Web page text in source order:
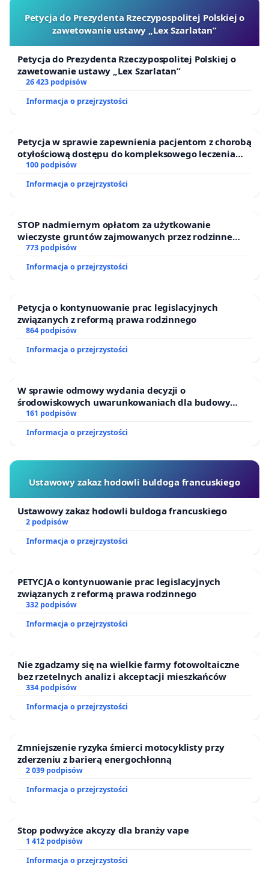
Petycja do Prezydenta Rzeczypospolitej Polskiej o
zawetowanie ustawy „Lex Szarlatan”
Petycja do Prezydenta Rzeczypospolitej Polskiej o
zawetowanie ustawy „Lex Szarlatan”
26 423 podpisów
Informacja o przejrzystości
Petycja w sprawie zapewnienia pacjentom z chorobą
otyłościową dostępu do kompleksowego leczenia
oraz programów profilaktycznych.
100 podpisów
Informacja o przejrzystości
STOP nadmiernym opłatom za użytkowanie
wieczyste gruntów zajmowanych przez rodzinne
ogrody działkowe.
773 podpisów
Informacja o przejrzystości
Petycja o kontynuowanie prac legislacyjnych
związanych z reformą prawa rodzinnego
864 podpisów
Informacja o przejrzystości
W sprawie odmowy wydania decyzji o
środowiskowych uwarunkowaniach dla budowy
zakładu wytwarzania biometanu „Krynki” w
Puszczy Knyszyńskiej
161 podpisów
Informacja o przejrzystości
Ustawowy zakaz hodowli buldoga francuskiego
Ustawowy zakaz hodowli buldoga francuskiego
2 podpisów
Informacja o przejrzystości
PETYCJA o kontynuowanie prac legislacyjnych
związanych z reformą prawa rodzinnego
332 podpisów
Informacja o przejrzystości
Nie zgadzamy się na wielkie farmy fotowoltaiczne
bez rzetelnych analiz i akceptacji mieszkańców
334 podpisów
Informacja o przejrzystości
Zmniejszenie ryzyka śmierci motocyklisty przy
zderzeniu z barierą energochłonną
2 039 podpisów
Informacja o przejrzystości
Stop podwyżce akcyzy dla branży vape
1 412 podpisów
Informacja o przejrzystości